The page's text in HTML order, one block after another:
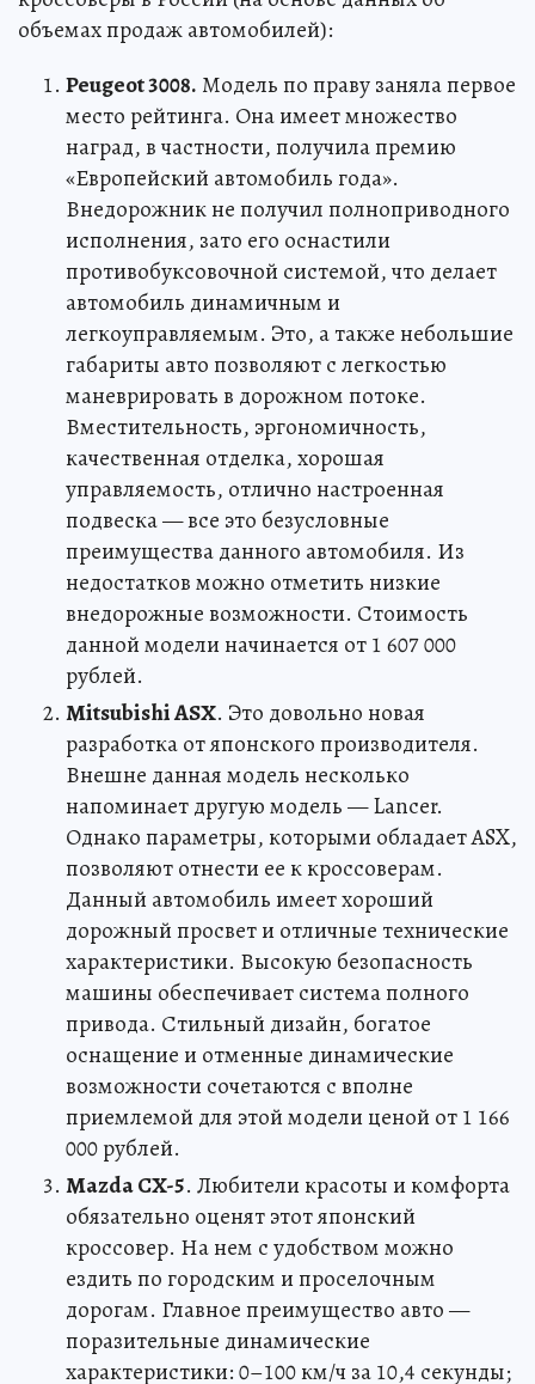
объемах продаж автомобилей):
Peugeot 3008. Модель по праву заняла первое
место рейтинга. Она имеет множество
наград, в частности, получила премию
«Европейский автомобиль года».
Внедорожник не получил полноприводного
исполнения, зато его оснастили
противобуксовочной системой, что делает
автомобиль динамичным и
легкоуправляемым. Это, а также небольшие
габариты авто позволяют с легкостью
маневрировать в дорожном потоке.
Вместительность, эргономичность,
качественная отделка, хорошая
управляемость, отлично настроенная
подвеска — все это безусловные
преимущества данного автомобиля. Из
недостатков можно отметить низкие
внедорожные возможности. Стоимость
данной модели начинается от 1 607 000
рублей.
Mitsubishi ASX. Это довольно новая
разработка от японского производителя.
Внешне данная модель несколько
напоминает другую модель — Lancer.
Однако параметры, которыми обладает ASX,
позволяют отнести ее к кроссоверам.
Данный автомобиль имеет хороший
дорожный просвет и отличные технические
характеристики. Высокую безопасность
машины обеспечивает система полного
привода. Стильный дизайн, богатое
оснащение и отменные динамические
возможности сочетаются с вполне
приемлемой для этой модели ценой от 1 166
000 рублей.
Mazda CX-5. Любители красоты и комфорта
обязательно оценят этот японский
кроссовер. На нем с удобством можно
ездить по городским и проселочным
дорогам. Главное преимущество авто —
поразительные динамические
характеристики: 0–100 км/ч за 10,4 секунды;